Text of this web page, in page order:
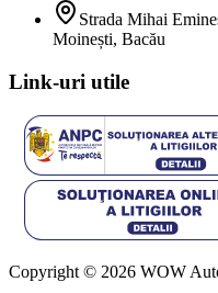
Strada Mihai
Moinești, Bacău
Link-uri utile
Copyright © 2026 WOW